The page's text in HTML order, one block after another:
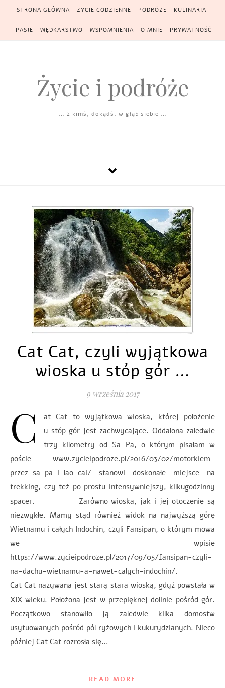
Skip to content
STRONA GŁÓWNA ŻYCIE CODZIENNE PODRÓŻE KULINARIA
PASJE WĘDKARSTWO WSPOMNIENIA O MNIE PRYWATNOŚĆ
Życie i podróże
… z kimś, dokądś, w głąb siebie …
Cat Cat, czyli wyjątkowa
wioska u stóp gór …
9 września 2017
C
at Cat to wyjątkowa wioska, której położenie
u stóp gór jest zachwycające. Oddalona zaledwie
trzy kilometry od Sa Pa, o którym pisałam w
poście www.zycieipodroze.pl/2016/03/02/motorkiem-
przez-sa-pa-i-lao-cai/ stanowi doskonałe miejsce na
trekking, czy też po prostu intensywniejszy, kilkugodzinny
spacer. Zarówno wioska, jak i jej otoczenie są
niezwykłe. Mamy stąd również widok na najwyższą górę
Wietnamu i całych Indochin, czyli Fansipan, o którym mowa
we wpisie
https://www.zycieipodroze.pl/2017/09/05/fansipan-czyli-
na-dachu-wietnamu-a-nawet-calych-indochin/.
Cat Cat nazywana jest starą stara wioską, gdyż powstała w
XIX wieku. Położona jest w przepięknej dolinie pośród gór.
Początkowo stanowiło ją zaledwie kilka domostw
usytuowanych pośród pól ryżowych i kukurydzianych. Nieco
później Cat Cat rozrosła się…
READ MORE